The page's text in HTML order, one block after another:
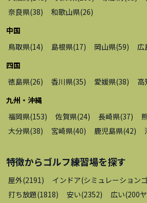
奈良県(38) 和歌山県(26)
中国
鳥取県(14) 島根県(17) 岡山県(59) 広
四国
徳島県(26) 香川県(35) 愛媛県(38) 高
九州・沖縄
福岡県(153) 佐賀県(24) 長崎県(37)
大分県(38) 宮崎県(40) 鹿児島県(42)
特徴からゴルフ練習場を探す
屋外(2191) インドア(シミュレーション
打ち放題(1818) 安い(2352) 広い(200